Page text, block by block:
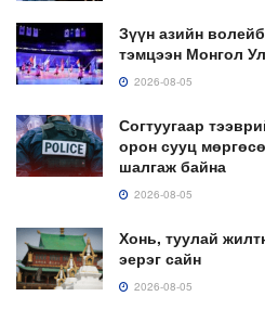
Зүүн азийн
тэмцээн Монгол
2026-08-05
Согтуугаар
орон сууц
шалгаж байна
2026-08-05
Хонь, туулай
эерэг сайн
2026-08-05